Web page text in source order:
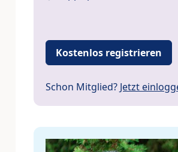
Kostenlos registrieren
Schon Mitglied? Jetzt